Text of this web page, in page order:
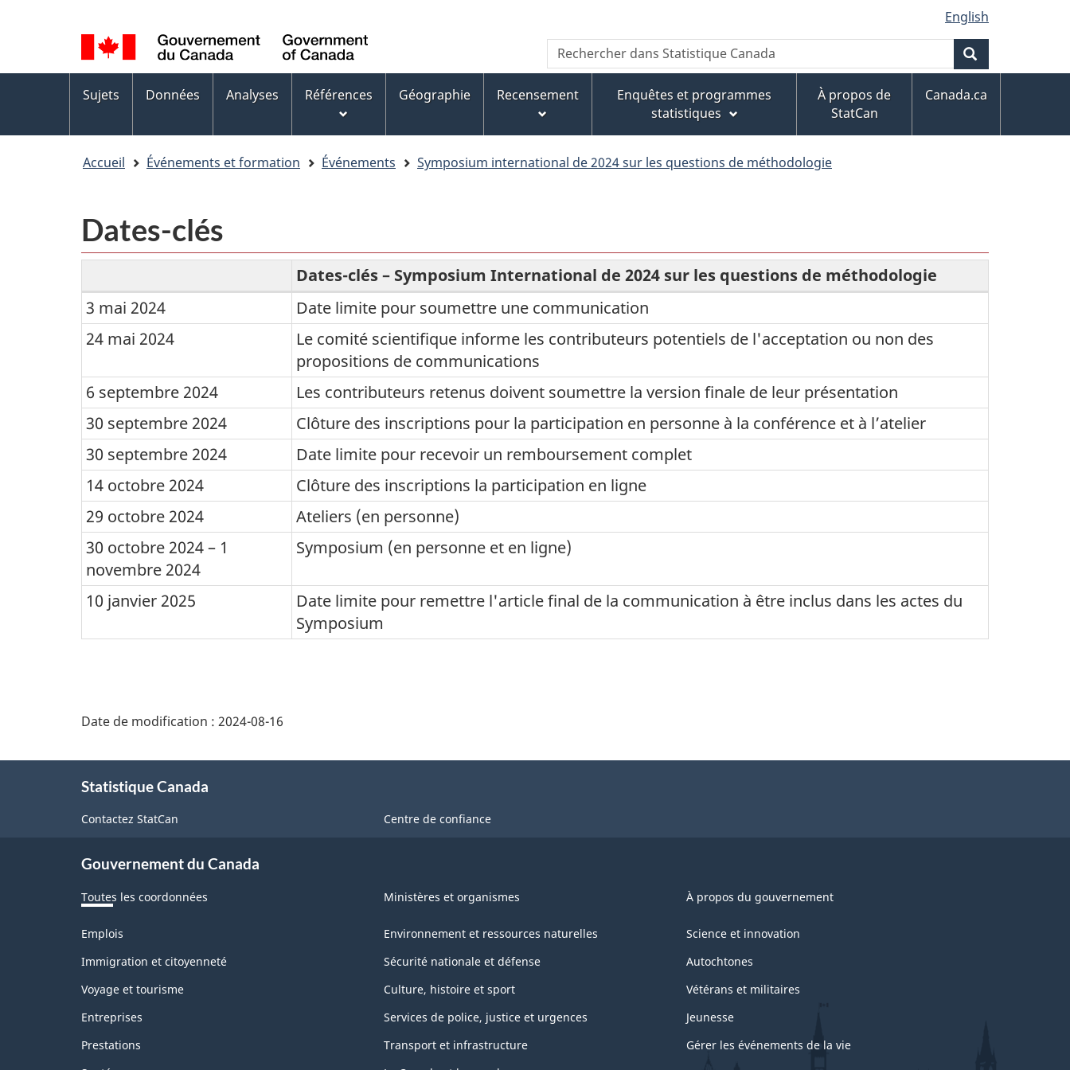
au
contenu
principal
au
pied
de
page
version
HTML
simplifiée
de
la
langue
Language
switcher
English
WxT
Search
form
Rechercher
dans
Canada
Menus
des
sujets
Sujets Données Analyses Références Géographie Recensement
Enquêtes et programmes
statistiques
À propos de
StatCan
Canada.ca
Accueil Événements et formation Événements Symposium international de 2024 sur les questions de méthodologie
Dates-clés
Dates-
clés
Symposium
International
de 2024
sur
les
questions
de
méthodologie
Dates-clés – Symposium International de 2024 sur les questions de méthodologie
3 mai 2024
Date limite pour soumettre une communication
24 mai 2024
Le comité scientifique informe les contributeurs potentiels de l'acceptation ou non des
propositions de communications
6 septembre 2024
Les contributeurs retenus doivent soumettre la version finale de leur présentation
30 septembre 2024
Clôture des inscriptions pour la participation en personne à la conférence et à l’atelier
30 septembre 2024
Date limite pour recevoir un remboursement complet
14 octobre 2024
Clôture des inscriptions la participation en ligne
29 octobre 2024
Ateliers (en personne)
30 octobre 2024 – 1
novembre 2024
Symposium (en personne et en ligne)
10 janvier 2025
Date limite pour remettre l'article final de la communication à être inclus dans les actes du
Symposium
Date de modification : 2024-08-16
Statistique Canada
Contactez StatCan Centre de confiance
Gouvernement du Canada
Toutes les coordonnées Ministères et organismes À propos du gouvernement
Thèmes
sujets
Emplois
Immigration et citoyenneté
Voyage et tourisme
Entreprises
Prestations
Environnement et ressources naturelles
Sécurité nationale et défense
Culture, histoire et sport
Services de police, justice et urgences
Transport et infrastructure
Science et innovation
Autochtones
Vétérans et militaires
Jeunesse
Gérer les événements de la vie